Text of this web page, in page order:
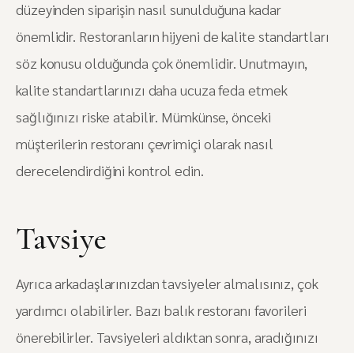
düzeyinden siparişin nasıl sunulduğuna kadar
önemlidir. Restoranların hijyeni de kalite standartları
söz konusu olduğunda çok önemlidir. Unutmayın,
kalite standartlarınızı daha ucuza feda etmek
sağlığınızı riske atabilir. Mümkünse, önceki
müşterilerin restoranı çevrimiçi olarak nasıl
derecelendirdiğini kontrol edin.
Tavsiye
Ayrıca arkadaşlarınızdan tavsiyeler almalısınız, çok
yardımcı olabilirler. Bazı balık restoranı favorileri
önerebilirler. Tavsiyeleri aldıktan sonra, aradığınızı